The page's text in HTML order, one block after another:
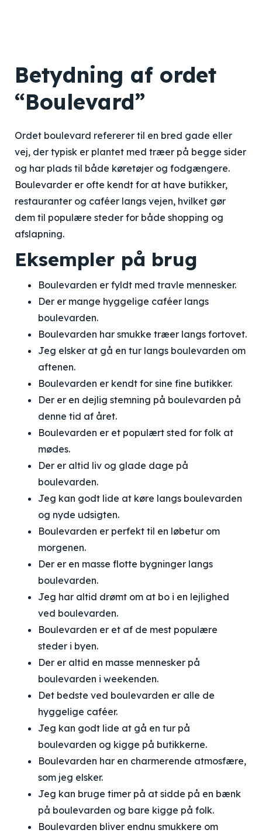
Betydning af ordet
“Boulevard”
Ordet boulevard refererer til en bred gade eller
vej, der typisk er plantet med træer på begge sider
og har plads til både køretøjer og fodgængere.
Boulevarder er ofte kendt for at have butikker,
restauranter og caféer langs vejen, hvilket gør
dem til populære steder for både shopping og
afslapning.
Eksempler på brug
Boulevarden er fyldt med travle mennesker.
Der er mange hyggelige caféer langs
boulevarden.
Boulevarden har smukke træer langs fortovet.
Jeg elsker at gå en tur langs boulevarden om
aftenen.
Boulevarden er kendt for sine fine butikker.
Der er en dejlig stemning på boulevarden på
denne tid af året.
Boulevarden er et populært sted for folk at
mødes.
Der er altid liv og glade dage på
boulevarden.
Jeg kan godt lide at køre langs boulevarden
og nyde udsigten.
Boulevarden er perfekt til en løbetur om
morgenen.
Der er en masse flotte bygninger langs
boulevarden.
Jeg har altid drømt om at bo i en lejlighed
ved boulevarden.
Boulevarden er et af de mest populære
steder i byen.
Der er altid en masse mennesker på
boulevarden i weekenden.
Det bedste ved boulevarden er alle de
hyggelige caféer.
Jeg kan godt lide at gå en tur på
boulevarden og kigge på butikkerne.
Boulevarden har en charmerende atmosfære,
som jeg elsker.
Jeg kan bruge timer på at sidde på en bænk
på boulevarden og bare kigge på folk.
Boulevarden bliver endnu smukkere om